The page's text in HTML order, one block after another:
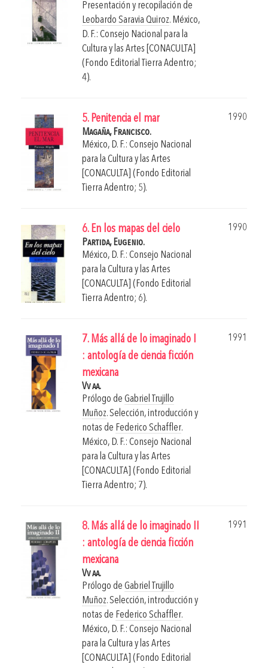
Presentación y recopilación de
Leobardo Saravia Quiroz. México,
D. F.: Consejo Nacional para la
Cultura y las Artes [CONACULTA]
(Fondo Editorial Tierra Adentro;
4).
5. Penitencia el mar
1990
Magaña, Francisco.
México, D. F.: Consejo Nacional
para la Cultura y las Artes
[CONACULTA] (Fondo Editorial
Tierra Adentro; 5).
6. En los mapas del cielo
1990
Partida, Eugenio.
México, D. F.: Consejo Nacional
para la Cultura y las Artes
[CONACULTA] (Fondo Editorial
Tierra Adentro; 6).
7. Más allá de lo imaginado I
: antología de ciencia ficción
mexicana
1991
Vv aa.
Prólogo de Gabriel Trujillo
Muñoz. Selección, introducción y
notas de Federico Schaffler.
México, D. F.: Consejo Nacional
para la Cultura y las Artes
[CONACULTA] (Fondo Editorial
Tierra Adentro; 7).
8. Más allá de lo imaginado II
: antología de ciencia ficción
mexicana
1991
Vv aa.
Prólogo de Gabriel Trujillo
Muñoz. Selección, introducción y
notas de Federico Schaffler.
México, D. F.: Consejo Nacional
para la Cultura y las Artes
[CONACULTA] (Fondo Editorial